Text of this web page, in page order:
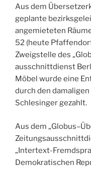
Aus dem
geplante
angemieteten
52 (heute
Zweigstelle des
ausschnittdienst
Möbel wurde eine
durch den
Schlesinger gezahlt.
Aus dem
„Intertext-
Demokratischen